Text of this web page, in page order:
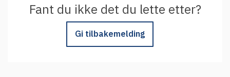
Fant du ikke det du lette etter?
Gi tilbakemelding